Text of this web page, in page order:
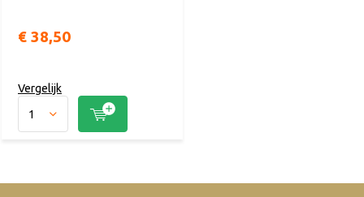
€ 38,50
Vergelijk